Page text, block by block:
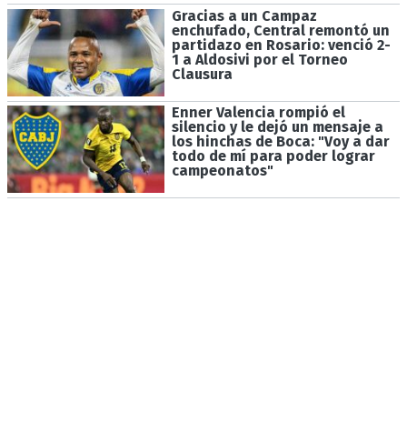
Gracias a un Campaz
enchufado, Central remontó un
partidazo en Rosario: venció 2-
1 a Aldosivi por el Torneo
Clausura
Enner Valencia rompió el
silencio y le dejó un mensaje a
los hinchas de Boca: "Voy a dar
todo de mí para poder lograr
campeonatos"